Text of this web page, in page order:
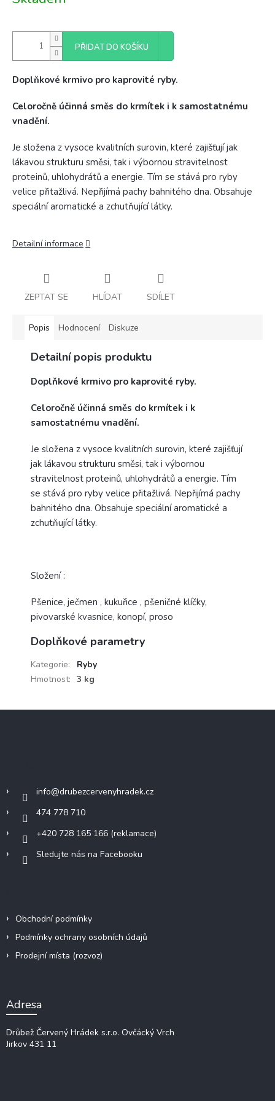
PŘIDAT DO KOŠÍKU
Doplňkové krmivo pro kaprovité ryby.
Celoročně účinná směs do krmítek i k samostatnému
vnadění.
Je složena z vysoce kvalitních surovin, které zajišťují jak
lákavou strukturu směsi, tak i výbornou stravitelnost
proteinů, uhlohydrátů a energie. Tím se stává pro ryby
velice přitažlivá. Nepřijímá pachy bahnitého dna. Obsahuje
speciální aromatické a zchutňující látky.
Detailní informace
ZEPTAT SE HLÍDAT SDÍLET
Popis Hodnocení Diskuze
Detailní popis produktu
Doplňkové krmivo pro kaprovité ryby.
Celoročně účinná směs do krmítek i k
samostatnému vnadění.
Je složena z vysoce kvalitních surovin, které zajišťují
jak lákavou strukturu směsi, tak i výbornou
stravitelnost proteinů, uhlohydrátů a energie. Tím
se stává pro ryby velice přitažlivá. Nepřijímá pachy
bahnitého dna. Obsahuje speciální aromatické a
zchutňující látky.
Složení :
Pšenice, ječmen , kukuřice , pšeničné klíčky,
pivovarské kvasnice, konopí, proso
Doplňkové parametry
Kategorie:
Ryby
Hmotnost: 3 kg
info@drubezcervenyhradek.cz
474 778 710
+420 728 165 166 (reklamace)
Sledujte nás na Facebooku
Obchodní podmínky
Podmínky ochrany osobních údajů
Prodejní místa (rozvoz)
Adresa
Drůbež Červený Hrádek s.r.o. Ovčácký Vrch
Jirkov 431 11